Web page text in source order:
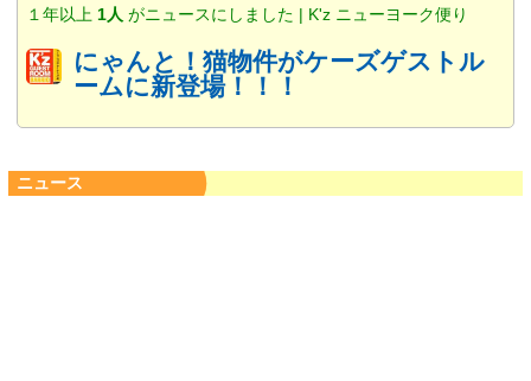
１年以上 1人 がニュースにしました | K'z ニューヨーク便り
にゃんと！猫物件がケーズゲストル
ームに新登場！！！
ニュース